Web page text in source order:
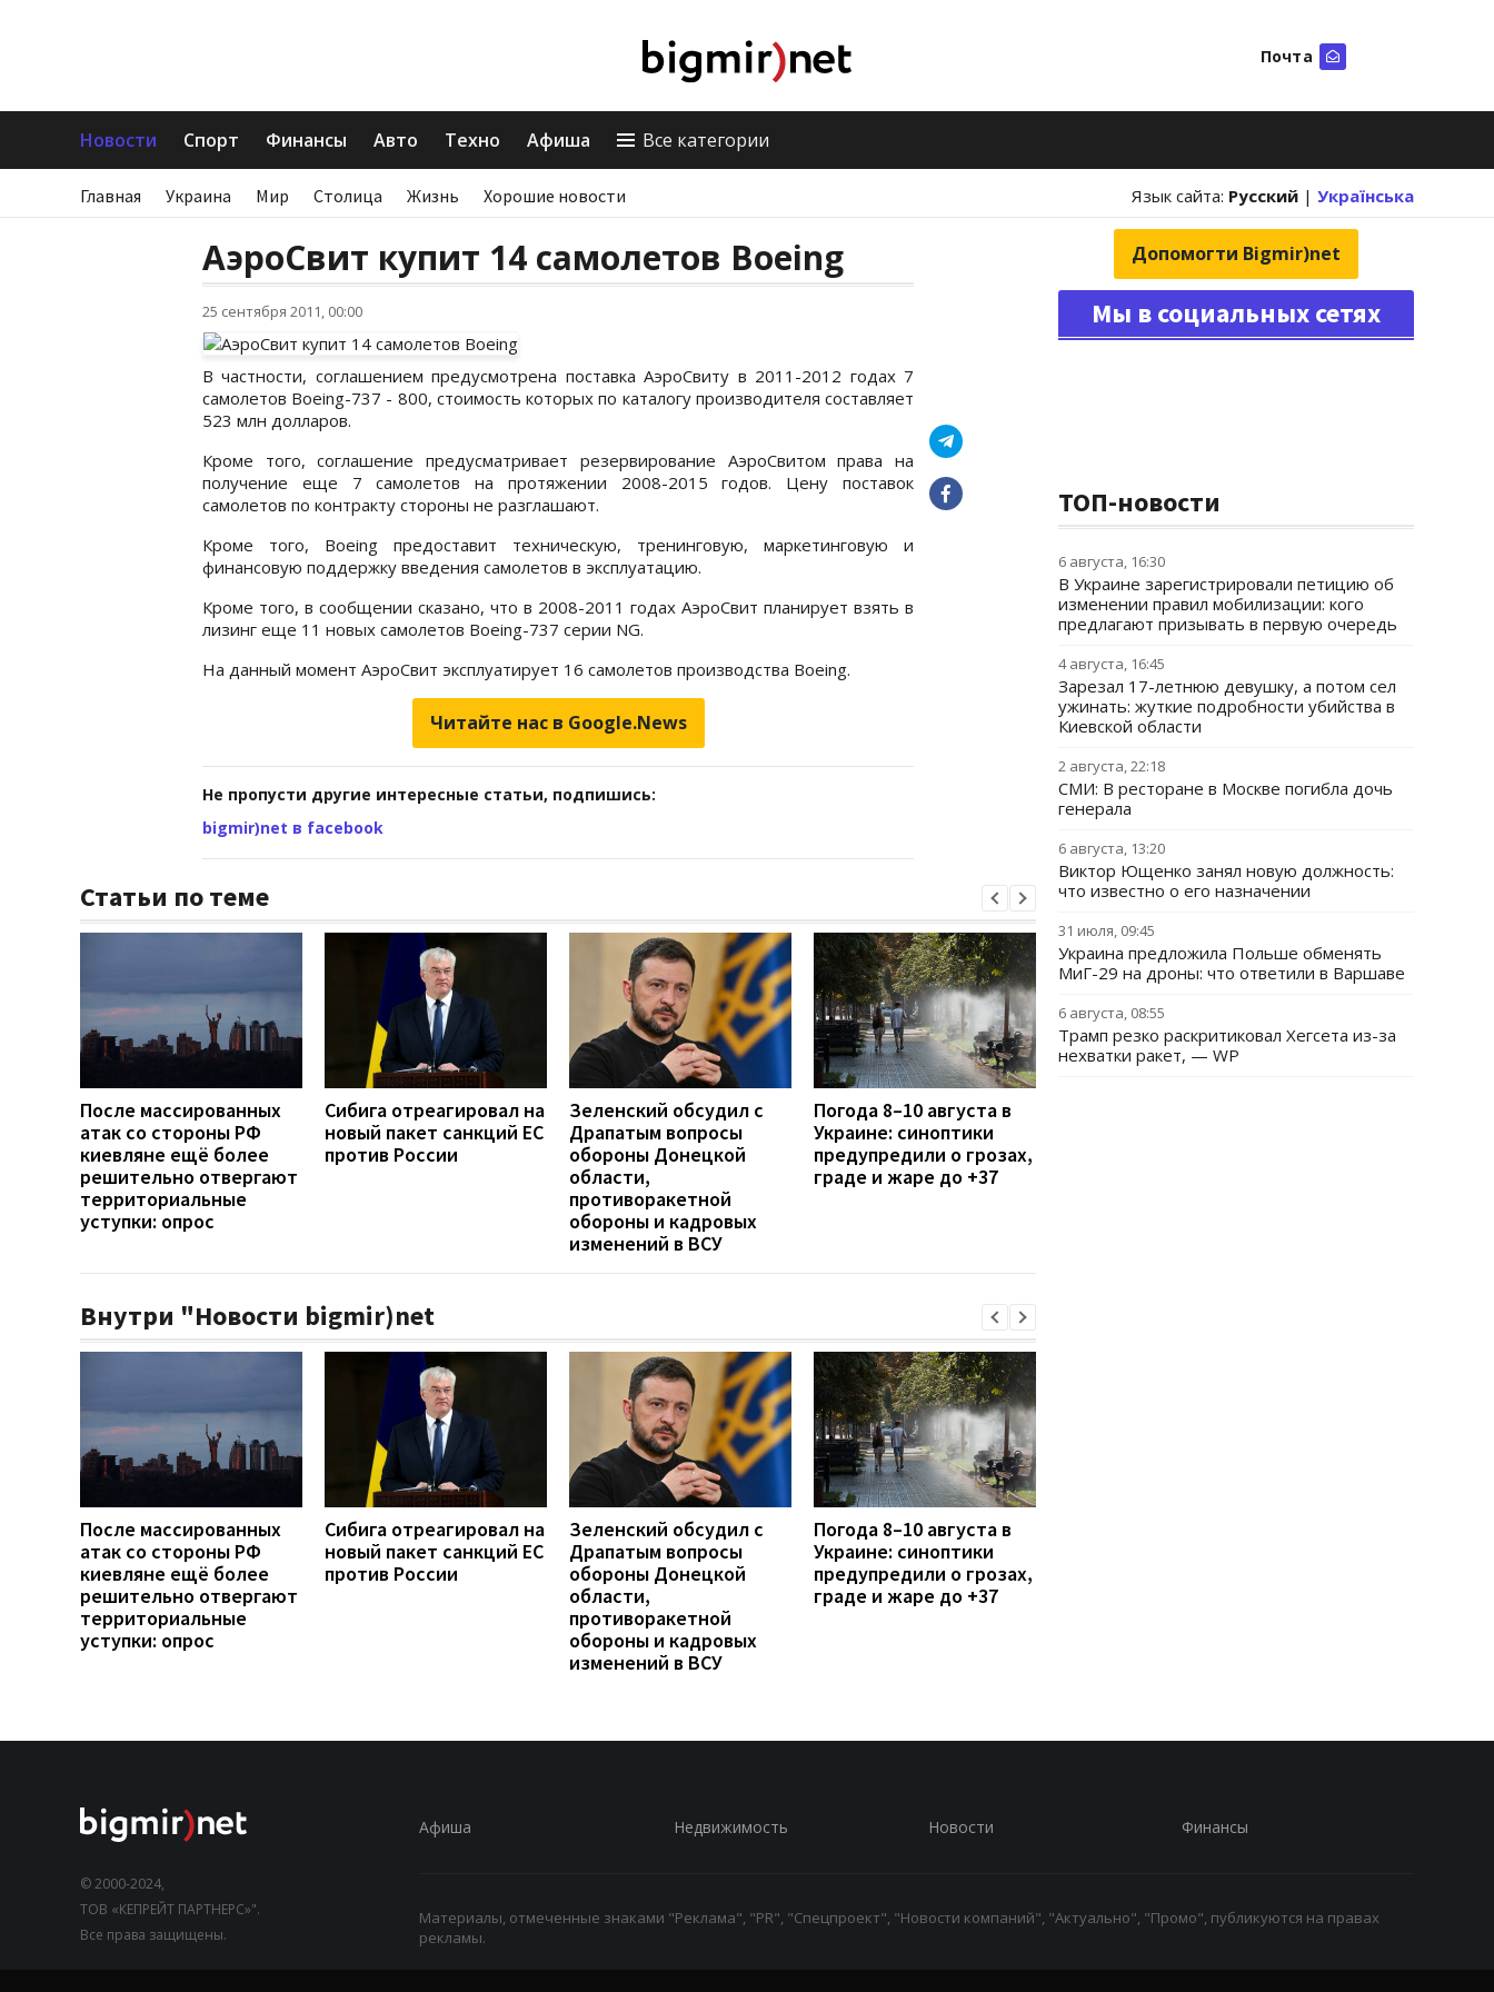
Почта
Новости Спорт Финансы Авто Техно Афиша Все категории
Главная Украина Мир Столица Жизнь Хорошие новости Язык сайта: Русский | Українська
АэроСвит купит 14 самолетов Boeing
25 сентября 2011, 00:00
В частности, соглашением предусмотрена поставка АэроСвиту в 2011-2012 годах 7
самолетов Boeing-737 - 800, стоимость которых по каталогу производителя составляет
523 млн долларов.
Кроме того, соглашение предусматривает резервирование АэроСвитом права на
получение еще 7 самолетов на протяжении 2008-2015 годов. Цену поставок
самолетов по контракту стороны не разглашают.
Кроме того, Boeing предоставит техническую, тренинговую, маркетинговую и
финансовую поддержку введения самолетов в эксплуатацию.
Кроме того, в сообщении сказано, что в 2008-2011 годах АэроСвит планирует взять в
лизинг еще 11 новых самолетов Boeing-737 серии NG.
На данный момент АэроСвит эксплуатирует 16 самолетов производства Boeing.
Читайте нас в Google.News
Не пропусти другие интересные статьи, подпишись:
bigmir)net в facebook
Статьи по теме
После массированных
атак со стороны РФ
киевляне ещё более
решительно отвергают
территориальные
уступки: опрос
Сибига отреагировал на
новый пакет санкций ЕС
против России
Зеленский обсудил с
Драпатым вопросы
обороны Донецкой
области,
противоракетной
обороны и кадровых
изменений в ВСУ
Погода 8–10 августа в
Украине: синоптики
предупредили о грозах,
граде и жаре до +37
Внутри "Новости bigmir)net
После массированных
атак со стороны РФ
киевляне ещё более
решительно отвергают
территориальные
уступки: опрос
Сибига отреагировал на
новый пакет санкций ЕС
против России
Зеленский обсудил с
Драпатым вопросы
обороны Донецкой
области,
противоракетной
обороны и кадровых
изменений в ВСУ
Погода 8–10 августа в
Украине: синоптики
предупредили о грозах,
граде и жаре до +37
Допомогти Bigmir)net
Мы в социальных сетях
ТОП-новости
6 августа, 16:30
В Украине зарегистрировали петицию об
изменении правил мобилизации: кого
предлагают призывать в первую очередь
4 августа, 16:45
Зарезал 17-летнюю девушку, а потом сел
ужинать: жуткие подробности убийства в
Киевской области
2 августа, 22:18
СМИ: В ресторане в Москве погибла дочь
генерала
6 августа, 13:20
Виктор Ющенко занял новую должность:
что известно о его назначении
31 июля, 09:45
Украина предложила Польше обменять
МиГ-29 на дроны: что ответили в Варшаве
6 августа, 08:55
Трамп резко раскритиковал Хегсета из-за
нехватки ракет, — WP
© 2000-2024,
ТОВ «КЕПРЕЙТ ПАРТНЕРС»".
Все права защищены.
Афиша Недвижимость Новости Финансы
Материалы, отмеченные знаками "Реклама", "PR", "Спецпроект", "Новости компаний", "Актуально", "Промо", публикуются на правах
рекламы.